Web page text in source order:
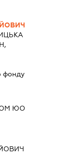
фонду
ЮО